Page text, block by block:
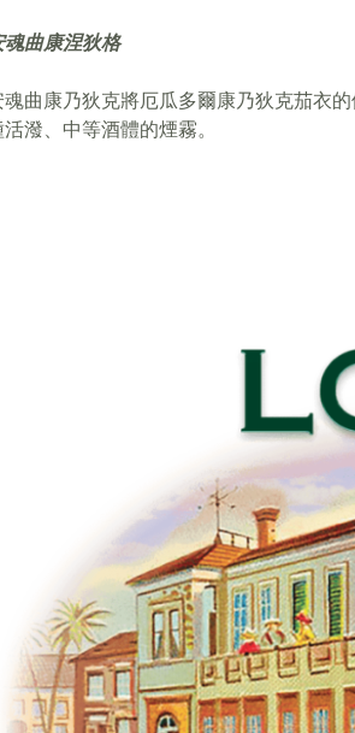
魂曲康涅狄格
魂曲康乃狄克將厄瓜多爾康乃狄克茄衣
潑、中等酒體的煙霧。